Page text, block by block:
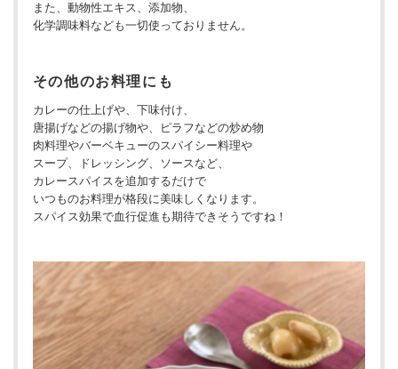
また、動物性エキス、添加物、
化学調味料なども一切使っておりません。
その他のお料理にも
カレーの仕上げや、下味付け、
唐揚げなどの揚げ物や、ピラフなどの炒め物
肉料理やバーベキューのスパイシー料理や
スープ、ドレッシング、ソースなど、
カレースパイスを追加するだけで
いつものお料理が格段に美味しくなります。
スパイス効果で血行促進も期待できそうですね！